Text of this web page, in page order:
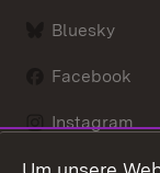
Bluesky
Facebook
Instagram
LinkedIn